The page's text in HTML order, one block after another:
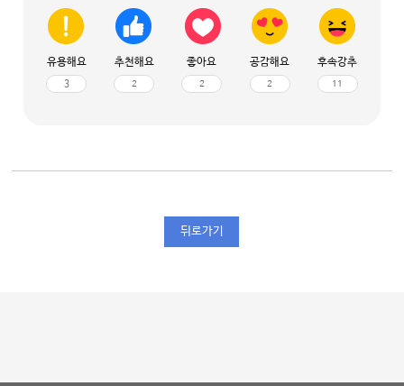
유용해요
3
추천해요
2
좋아요
2
공감해요
2
후속강추
11
뒤로가기